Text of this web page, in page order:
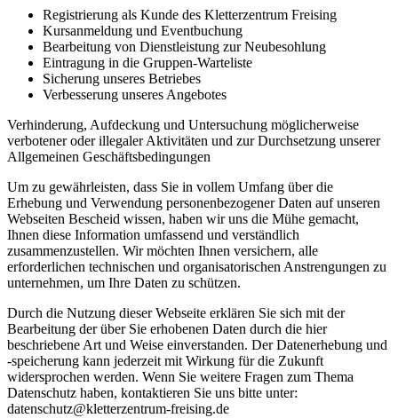
Registrierung als Kunde des Kletterzentrum Freising
Kursanmeldung und Eventbuchung
Bearbeitung von Dienstleistung zur Neubesohlung
Eintragung in die Gruppen-Warteliste
Sicherung unseres Betriebes
Verbesserung unseres Angebotes
Verhinderung, Aufdeckung und Untersuchung möglicherweise
verbotener oder illegaler Aktivitäten und zur Durchsetzung unserer
Allgemeinen Geschäftsbedingungen
Um zu gewährleisten, dass Sie in vollem Umfang über die
Erhebung und Verwendung personenbezogener Daten auf unseren
Webseiten Bescheid wissen, haben wir uns die Mühe gemacht,
Ihnen diese Information umfassend und verständlich
zusammenzustellen. Wir möchten Ihnen versichern, alle
erforderlichen technischen und organisatorischen Anstrengungen zu
unternehmen, um Ihre Daten zu schützen.
Durch die Nutzung dieser Webseite erklären Sie sich mit der
Bearbeitung der über Sie erhobenen Daten durch die hier
beschriebene Art und Weise einverstanden. Der Datenerhebung und
-speicherung kann jederzeit mit Wirkung für die Zukunft
widersprochen werden. Wenn Sie weitere Fragen zum Thema
Datenschutz haben, kontaktieren Sie uns bitte unter:
datenschutz@kletterzentrum-freising.de